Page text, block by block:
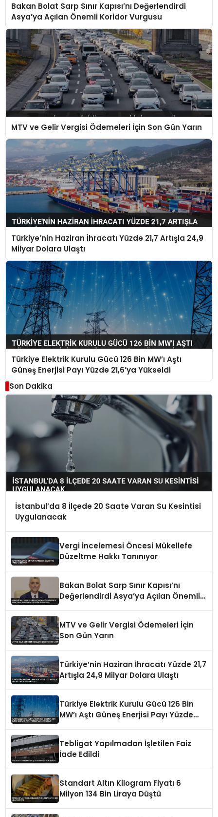
Bakan Bolat Sarp Sınır Kapısı’nı Değerlendirdi
Asya’ya Açılan Önemli Koridor Vurgusu
MTV ve Gelir Vergisi Ödemeleri İçin Son Gün Yarın
Türkiye’nin Haziran İhracatı Yüzde 21,7 Artışla 24,9
Milyar Dolara Ulaştı
Türkiye Elektrik Kurulu Gücü 126 Bin MW’ı Aştı
Güneş Enerjisi Payı Yüzde 21,6’ya Yükseldi
Son Dakika
İstanbul’da 8 İlçede 20 Saate Varan Su Kesintisi
Uygulanacak
Vergi İncelemesi Öncesi Mükellefe
Düzeltme Hakkı Tanınıyor
Bakan Bolat Sarp Sınır Kapısı’nı
Değerlendirdi Asya’ya Açılan Önemli
MTV ve Gelir Vergisi Ödemeleri İçin
Son Gün Yarın
Türkiye’nin Haziran İhracatı Yüzde 21,7
Artışla 24,9 Milyar Dolara Ulaştı
Türkiye Elektrik Kurulu Gücü 126 Bin
MW’ı Aştı Güneş Enerjisi Payı Yüzde
Tebligat Yapılmadan İşletilen Faiz
İade Edildi
Standart Altın Kilogram Fiyatı 6
Milyon 134 Bin Liraya Düştü